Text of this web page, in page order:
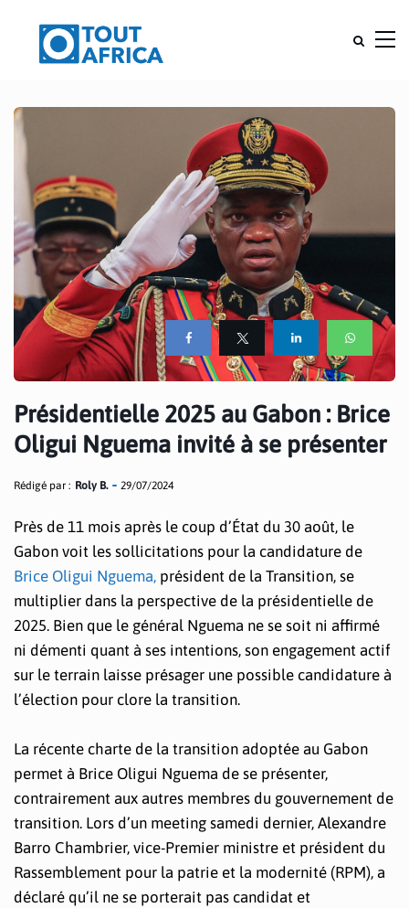
Présidentielle 2025 au Gabon : Brice
Oligui Nguema invité à se présenter
Rédigé par : Roly B. 29/07/2024
Près de 11 mois après le coup d’État du 30 août, le
Gabon voit les sollicitations pour la candidature de
Brice Oligui Nguema, président de la Transition, se
multiplier dans la perspective de la présidentielle de
2025. Bien que le général Nguema ne se soit ni affirmé
ni démenti quant à ses intentions, son engagement actif
sur le terrain laisse présager une possible candidature à
l’élection pour clore la transition.
La récente charte de la transition adoptée au Gabon
permet à Brice Oligui Nguema de se présenter,
contrairement aux autres membres du gouvernement de
transition. Lors d’un meeting samedi dernier, Alexandre
Barro Chambrier, vice-Premier ministre et président du
Rassemblement pour la patrie et la modernité (RPM), a
déclaré qu’il ne se porterait pas candidat et